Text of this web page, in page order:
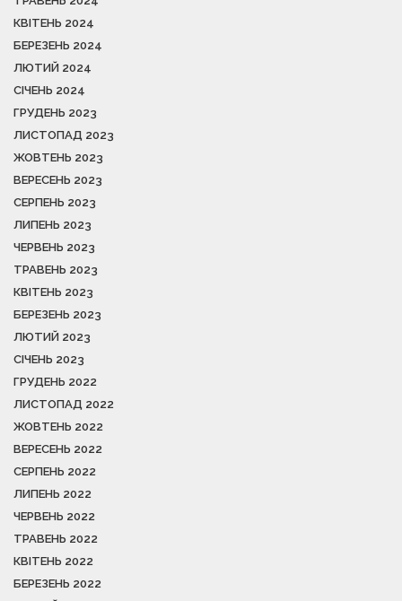
КВІТЕНЬ 2024
БЕРЕЗЕНЬ 2024
ЛЮТИЙ 2024
СІЧЕНЬ 2024
ГРУДЕНЬ 2023
ЛИСТОПАД 2023
ЖОВТЕНЬ 2023
ВЕРЕСЕНЬ 2023
СЕРПЕНЬ 2023
ЛИПЕНЬ 2023
ЧЕРВЕНЬ 2023
ТРАВЕНЬ 2023
КВІТЕНЬ 2023
БЕРЕЗЕНЬ 2023
ЛЮТИЙ 2023
СІЧЕНЬ 2023
ГРУДЕНЬ 2022
ЛИСТОПАД 2022
ЖОВТЕНЬ 2022
ВЕРЕСЕНЬ 2022
СЕРПЕНЬ 2022
ЛИПЕНЬ 2022
ЧЕРВЕНЬ 2022
ТРАВЕНЬ 2022
КВІТЕНЬ 2022
БЕРЕЗЕНЬ 2022